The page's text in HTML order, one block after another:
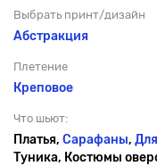
Выбрать принт/дизайн
Абстракция
Плетение
Креповое
Что шьют:
Платья, Сарафаны,
Туника, Костюмы